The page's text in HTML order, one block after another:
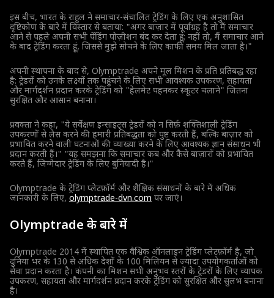
इस बीच, भारत के राहुल ने समाचार-संचालित ट्रेडिंग के लिए एक अनुशासित
दृष्टिकोण के बारे में विस्तार से बताया: "अगर बाज़ार में पूर्वाग्रह है तो मैं समाचार
आने से पहले अपनी सभी पेंडिंग पोज़ीशन बंद कर देता हूं; नहीं तो, मैं समाचार आने
के बाद ट्रेडिंग करता हूं, जिससे मुझे सोचने के लिए काफी समय मिल जाता है।"
अपनी स्थापना के बाद से, Olymptrade अपने मूल मिशन के प्रति प्रतिबद्ध रहा
है: ट्रेडरों को उनके लक्ष्यों तक पहुंचने के लिए सभी आवश्यक उपकरण, सहायता
और मार्गदर्शन प्रदान करके ट्रेडिंग को "हेलमेट पहनकर स्कूटर चलाने" जितना
सुरक्षित और आसान बनाना।
प्रवक्ता ने कहा, "ये सर्वेक्षण इन्साइट्स ट्रेडरों को न सिर्फ़ शक्तिशाली ट्रेडिंग
उपकरणों से लैस करने की हमारी प्रतिबद्धता को पुष्ट करती हैं, बल्कि बाज़ार को
प्रभावित करने वाली घटनाओं की व्याख्या करने के लिए आवश्यक ज्ञान संसाधन भी
प्रदान करती हैं।" "यह समझना कि समाचार कब और कैसे बाज़ारों को प्रभावित
करते हैं, जिम्मेदार ट्रेडिंग के लिए बुनियादी है।"
Olymptrade के ट्रेडिंग प्लेटफ़ॉर्म और शैक्षिक संसाधनों के बारे में अधिक
जानकारी के लिए, olymptrade-dvn.com पर जाएं।
Olymptrade के बारे में
Olymptrade 2014 में स्थापित एक वैश्विक ऑनलाइन ट्रेडिंग प्लेटफ़ॉर्म है, जो
दुनिया भर के 130 से अधिक देशों के 100 मिलियन से ज्यादा उपयोगकर्ताओं को
सेवा प्रदान करता है। कंपनी का मिशन सभी अनुभव स्तरों के ट्रेडरों के लिए व्यापक
उपकरण, सहायता और मार्गदर्शन प्रदान करके ट्रेडिंग को सुरक्षित और सुलभ बनाना
है।